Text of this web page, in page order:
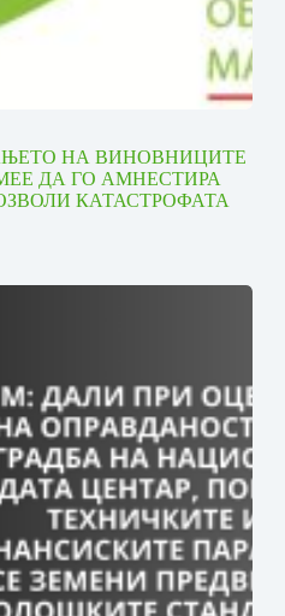
НА ВИНОВНИЦИТЕ
ДА ГО АМНЕСТИРА
КАТАСТРОФАТА